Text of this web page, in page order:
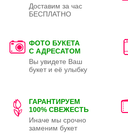
Доставим за час
БЕСПЛАТНО
ФОТО БУКЕТА
С АДРЕСАТОМ
Вы увидете Ваш
букет и её улыбку
ГАРАНТИРУЕМ
100% СВЕЖЕСТЬ
Иначе мы срочно
заменим букет